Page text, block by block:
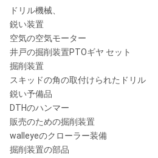
ドリル機械、
鋭い装置
空気の空気モーター
井戸の掘削装置PTOギヤ セット
掘削装置
スキッドの角の取付けられたドリル
鋭い予備品
DTHのハンマー
販売のための掘削装置
walleyeのクローラー装備
掘削装置の部品